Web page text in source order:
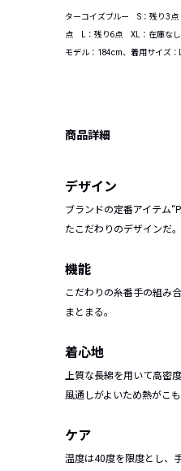
ターコイズブルー S：残り
点 L：残り6点 XL：在庫なし
モデル：184cm、着用サイズ：L
商品詳細
デザイン
ブランドの定番アイテム
たこだわりのデザインだ
機能
こだわりの糸番手の組み
まとまる。
着心地
上質な長綿を用いて高密
風通しがよいため熱がこ
ケア
温度は40度を限度とし、